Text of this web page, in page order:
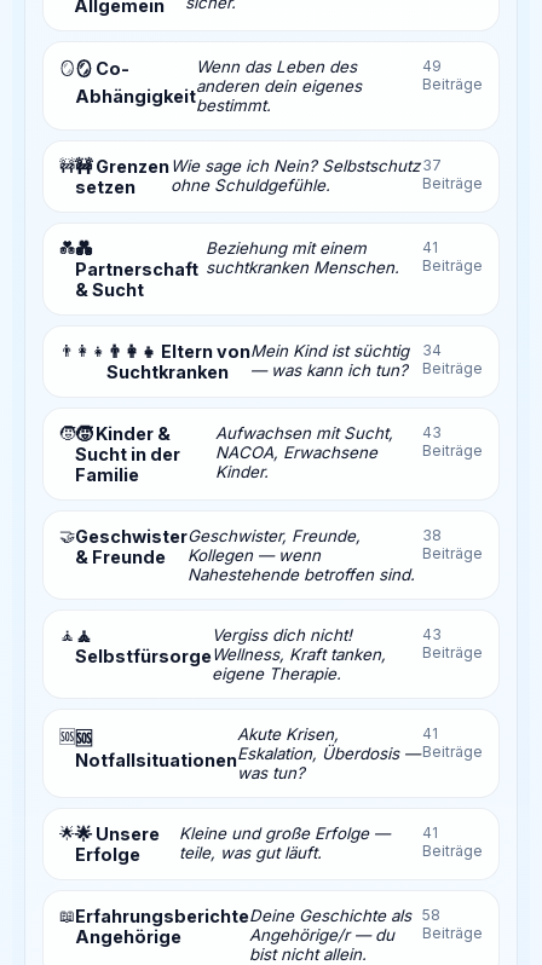
Allgemein
🪞🪞 Co-
Abhängigkeit
Wenn das Leben des
anderen dein eigenes
bestimmt.
49
Beiträge
🚧🚧 Grenzen
setzen
Wie sage ich Nein? Selbstschutz
ohne Schuldgefühle.
37
Beiträge
💑💑
Partnerschaft
& Sucht
Beziehung mit einem
suchtkranken Menschen.
41
Beiträge
👨‍👩‍👧 👨‍👩‍👧 Eltern von
Suchtkranken
Mein Kind ist süchtig
— was kann ich tun?
34
Beiträge
🧒🧒 Kinder &
Sucht in der
Familie
Aufwachsen mit Sucht,
NACOA, Erwachsene
Kinder.
43
Beiträge
🤝Geschwister
& Freunde
Geschwister, Freunde,
Kollegen — wenn
Nahestehende betroffen sind.
38
Beiträge
🧘 🧘
Selbstfürsorge
Vergiss dich nicht!
Wellness, Kraft tanken,
eigene Therapie.
43
Beiträge
🆘🆘
Notfallsituationen
Akute Krisen,
Eskalation, Überdosis —
was tun?
41
Beiträge
🌟🌟 Unsere
Erfolge
Kleine und große Erfolge —
teile, was gut läuft.
41
Beiträge
📖Erfahrungsberichte
Angehörige
Deine Geschichte als
Angehörige/r — du
bist nicht allein.
58
Beiträge